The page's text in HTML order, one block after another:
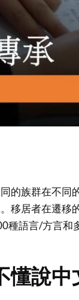
的族群在不同
移居者在遷移
種語言/方言和
懂說中